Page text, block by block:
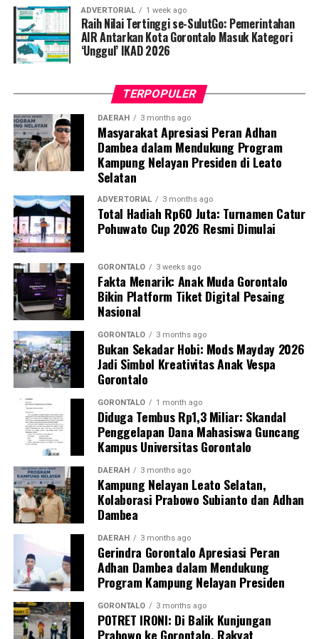
Fardin membeberkan, Turnamen Pohuwato Cup 2026
kali ini memecahkan rekor partisipasi dengan diikuti
oleh 24 klub resmi se-Kabupaten Pohuwato. Total ada
125 pasangan (ganda) peserta yang siap adu strategi
guna memperebutkan podium juara utama sepanjang
empat hari masa pertandingan.
Atas nama jajaran panitia, Fardin melayangkan apresiasi
tinggi dan ucapan terima kasih kepada seluruh tamu
undangan, korporasi sponsor, serta semua elemen yang
telah menyumbangkan kontribusi nyata demi
kesuksesan upacara pembukaan.
Di tempat yang sama, Wakil Bupati Pohuwato Hj. Iwan
Saprudin Adam, S.H., didaulat memukul kok pertama
sebagai tanda dibukanya Turnamen Badminton
Pohuwato Cup 2026 secara resmi. Dalam pidato
sambutannya, Wabup berharap seluruh rangkaian
pertandingan berjalan dengan tensi yang sehat, tertib,
serta menjunjung tinggi nilai-nilaifair play
Lewat seremoni pembukaan tersebut, genderang
perang Turnamen Badminton Pohuwato Cup 2026
resmi ditabuh. Publik olahraga Pohuwato kini menaruh
harapan besar agar ajang tahunan ini mampu
melahirkan pebulu tangkis berbakat yang siap
melompat ke level kompetisi nasional maupun
internasional.
ADVERTORIAL 1 week ago
Raih Nilai Tertinggi se-SulutGo: Pemerintahan
AIR Antarkan Kota Gorontalo Masuk Kategori
‘Unggul’ IKAD 2026
TERPOPULER
DAERAH 3 months ago
Masyarakat Apresiasi Peran Adhan
Dambea dalam Mendukung Program
Kampung Nelayan Presiden di Leato
Selatan
ADVERTORIAL 3 months ago
Total Hadiah Rp60 Juta: Turnamen Catur
Pohuwato Cup 2026 Resmi Dimulai
GORONTALO 3 weeks ago
Fakta Menarik: Anak Muda Gorontalo
Bikin Platform Tiket Digital Pesaing
Nasional
GORONTALO 3 months ago
Bukan Sekadar Hobi: Mods Mayday 2026
Jadi Simbol Kreativitas Anak Vespa
Gorontalo
GORONTALO 1 month ago
Diduga Tembus Rp1,3 Miliar: Skandal
Penggelapan Dana Mahasiswa Guncang
Kampus Universitas Gorontalo
DAERAH 3 months ago
Kampung Nelayan Leato Selatan,
Kolaborasi Prabowo Subianto dan Adhan
Dambea
DAERAH 3 months ago
Gerindra Gorontalo Apresiasi Peran
Adhan Dambea dalam Mendukung
Program Kampung Nelayan Presiden
GORONTALO 3 months ago
POTRET IRONI: Di Balik Kunjungan
Prabowo ke Gorontalo, Rakyat